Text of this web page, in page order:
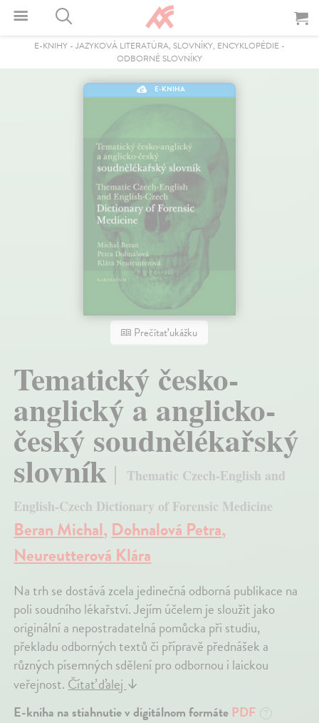
E-KNIHY - JAZYKOVÁ LITERATÚRA, SLOVNÍKY, ENCYKLOPÉDIE -
ODBORNÉ SLOVNÍKY
E-KNIHA
Prečítať ukážku
Tematický česko-
anglický a anglicko-
český soudnělékařský
slovník
Thematic Czech-English and
English-Czech Dictionary of Forensic Medicine
Beran Michal, Dohnalová Petra,
Neureutterová Klára
Na trh se dostává zcela jedinečná odborná publikace na
poli soudního lékařství. Jejím účelem je sloužit jako
originální a nepostradatelná pomůcka při studiu,
překladu odborných textů či přípravě přednášek a
různých písemných sdělení pro odbornou i laickou
veřejnost.Čítať ďalej↓
E-kniha na stiahnutie v digitálnom formáte PDF ?